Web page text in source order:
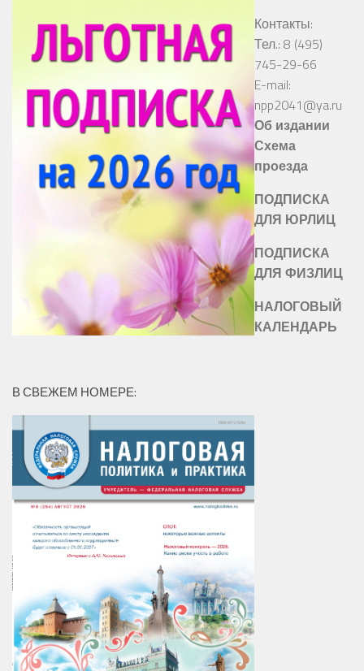
Контакты:
Тел.: 8 (495)
745-29-66
E-mail:
npp2041@ya.ru
Об издании
Схема
проезда
ПОДПИСКА
ДЛЯ ЮРЛИЦ
ПОДПИСКА
ДЛЯ ФИЗЛИЦ
НАЛОГОВЫЙ
КАЛЕНДАРЬ
В СВЕЖЕМ НОМЕРЕ: